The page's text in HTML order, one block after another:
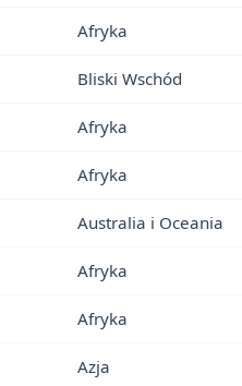
Afryka
Bliski Wschód
Afryka
Afryka
Australia i Oceania
Afryka
Afryka
Azja